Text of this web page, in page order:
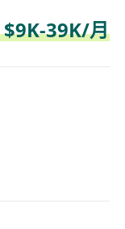
39K/月